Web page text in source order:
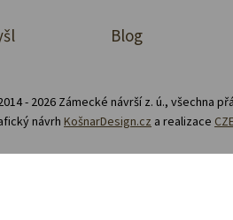
Blog
- 2026 Zámecké návrší z. ú., všechna
návrh KošnarDesign.cz a realizace